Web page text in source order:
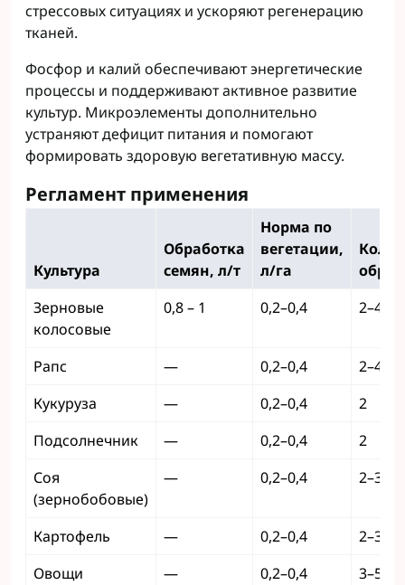
стрессовых ситуациях и ускоряют регенерацию
тканей.
Фосфор и калий обеспечивают энергетические
процессы и поддерживают активное развитие
культур. Микроэлементы дополнительно
устраняют дефицит питания и помогают
формировать здоровую вегетативную массу.
Регламент применения
Культура
Обработка
семян, л/т
Норма по
вегетации,
л/га
Зерновые
колосовые
0,8 – 1 0,2–0,4 2–4
Рапс — 0,2–0,4
2–4
Кукуруза
— 0,2–0,4
2
Подсолнечник
— 0,2–0,4
2
Соя
(зернобобовые)
— 0,2–0,4 2–3
Картофель — 0,2–0,4
2–3
Овощи
— 0,2–0,4
3–5